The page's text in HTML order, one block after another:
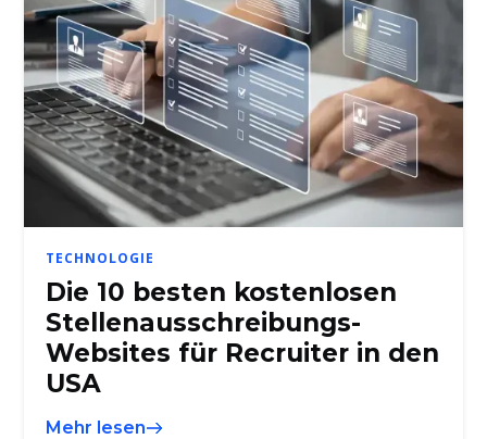
TECHNOLOGIE
Die 10 besten kostenlosen
Stellenausschreibungs-
Websites für Recruiter in den
USA
Mehr lesen